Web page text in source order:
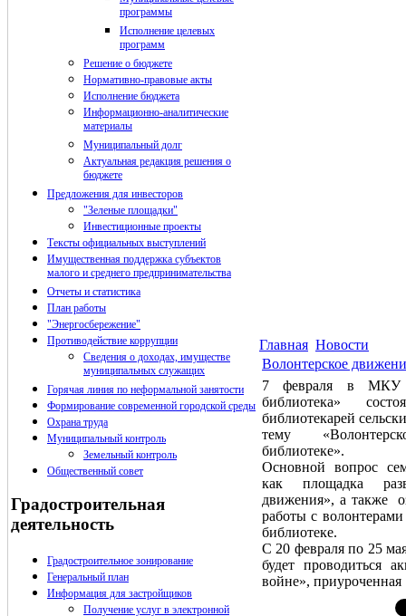
программы
Исполнение целевых
программ
Решение о бюджете
Нормативно-правовые акты
Исполнение бюджета
Информационно-аналитические
материалы
Муниципальный долг
Актуальная редакция решения о
бюджете
Предложения для инвесторов
"Зеленые площадки"
Инвестиционные проекты
Тексты официальных выступлений
Имущественная поддержка субъектов
малого и среднего предпринимательства
Отчеты и статистика
План работы
"Энергосбережение"
Противодействие коррупции
Сведения о доходах, имуществе
муниципальных служащих
Горячая линия по неформальной занятости
Формирование современной городской среды
Охрана труда
Муниципальный контроль
Земельный контроль
Общественный совет
Градостроительная
деятельность
Градостроительное зонирование
Генеральный план
Информация для застройщиков
Получение услуг в электронной
Главная Новости
Волонтерское
7 февраля в МКУ
библиотека»
библиотекарей
тему
библиотеке».
Основной вопрос
как площадка
движения», а также
работы с
библиотеке.
С 20 февраля по 25
будет проводиться
войне»,